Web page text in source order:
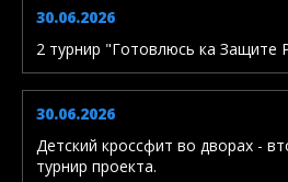
30.06.2026
2 турнир "Готовлюсь ка Защите
30.06.2026
Детский кроссфит во дворах -
турнир проекта.